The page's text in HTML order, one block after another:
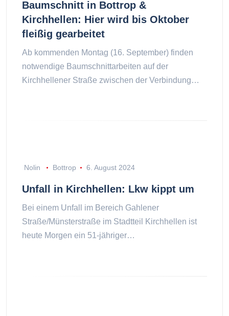
Baumschnitt in Bottrop &
Kirchhellen: Hier wird bis Oktober
fleißig gearbeitet
Ab kommenden Montag (16. September) finden
notwendige Baumschnittarbeiten auf der
Kirchhellener Straße zwischen der Verbindung…
Nolin Bottrop 6. August 2024
Unfall in Kirchhellen: Lkw kippt um
Bei einem Unfall im Bereich Gahlener
Straße/Münsterstraße im Stadtteil Kirchhellen ist
heute Morgen ein 51-jähriger…